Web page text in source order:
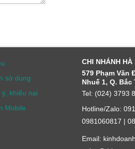
sử dụng
khiếu nại
Mobile
CHI NHÁNH HÀ
579 Phạm Văn
Nhuế 1, Q. Bắc
Tel: (024) 3793
Hotline/Zalo:
0981060817 |
Email: